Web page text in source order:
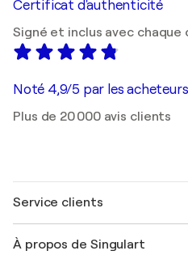
Certificat d'authenticité
Signé et inclus avec
Noté 4,9/5 par les
Plus de 20 000 avis clients
Service clients
Expédition
À propos de Singulart